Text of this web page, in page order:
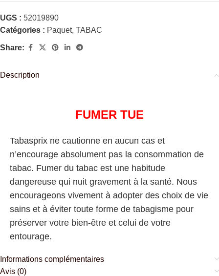
UGS : 52019890
Catégories : Paquet, TABAC
Share:
Description
FUMER TUE
Tabasprix ne cautionne en aucun cas et
n’encourage absolument pas la consommation de
tabac. Fumer du tabac est une habitude
dangereuse qui nuit gravement à la santé. Nous
encourageons vivement à adopter des choix de vie
sains et à éviter toute forme de tabagisme pour
préserver votre bien-être et celui de votre
entourage.
Informations complémentaires
Avis (0)